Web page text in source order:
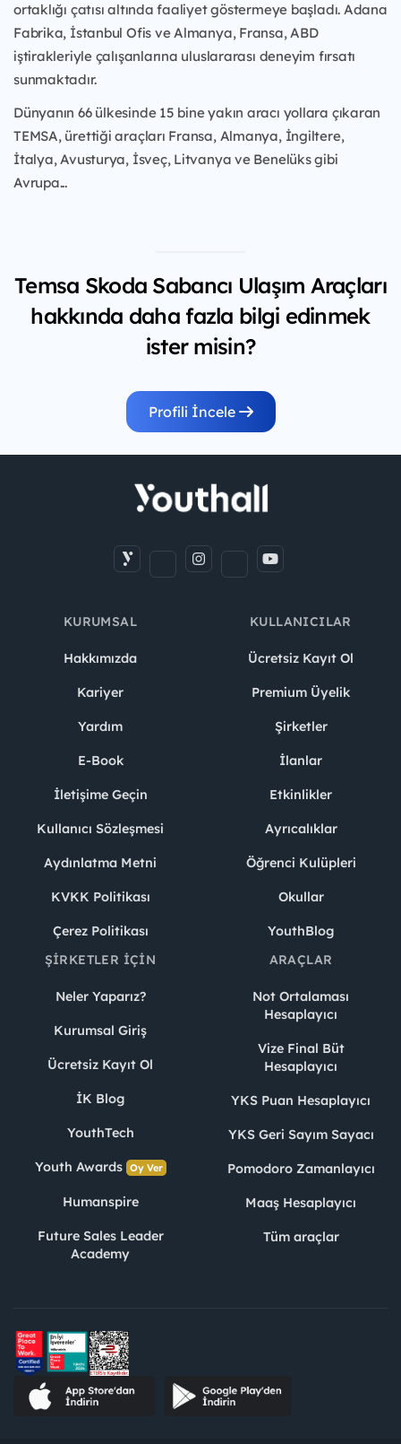
ortaklığı çatısı altında faaliyet göstermeye başladı. Adana
Fabrika, İstanbul Ofis ve Almanya, Fransa, ABD
iştirakleriyle çalışanlarına uluslararası deneyim fırsatı
sunmaktadır.
Dünyanın 66 ülkesinde 15 bine yakın aracı yollara çıkaran
TEMSA, ürettiği araçları Fransa, Almanya, İngiltere,
İtalya, Avusturya, İsveç, Litvanya ve Benelüks gibi
Avrupa...
Temsa Skoda Sabancı Ulaşım Araçları
hakkında daha fazla bilgi edinmek
ister misin?
Profili İncele
KURUMSAL
Hakkımızda
Kariyer
Yardım
E-Book
İletişime Geçin
Kullanıcı Sözleşmesi
Aydınlatma Metni
KVKK Politikası
Çerez Politikası
KULLANICILAR
Ücretsiz Kayıt Ol
Premium Üyelik
Şirketler
İlanlar
Etkinlikler
Ayrıcalıklar
Öğrenci Kulüpleri
Okullar
YouthBlog
ŞIRKETLER İÇIN
Neler Yaparız?
Kurumsal Giriş
Ücretsiz Kayıt Ol
İK Blog
YouthTech
Youth Awards Oy Ver
Humanspire
Future Sales Leader
Academy
ARAÇLAR
Not Ortalaması
Hesaplayıcı
Vize Final Büt
Hesaplayıcı
YKS Puan Hesaplayıcı
YKS Geri Sayım Sayacı
Pomodoro Zamanlayıcı
Maaş Hesaplayıcı
Tüm araçlar